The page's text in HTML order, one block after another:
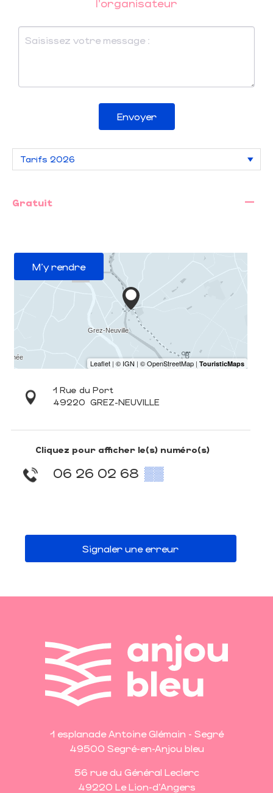
l'organisateur
Envoyer
Gratuit —
M'y rendre
1 Rue du Port
49220 GREZ-NEUVILLE
Cliquez pour afficher le(s) numéro(s)
06 26 02 68 ▒▒
Signaler une erreur
1 esplanade Antoine Glémain - Segré
49500 Segré-en-Anjou bleu
56 rue du Général Leclerc
49220 Le Lion-d'Angers